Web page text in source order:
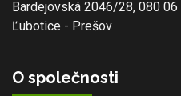
Bardejovská 2046/28, 080 06
Ľubotice - Prešov
O společnosti